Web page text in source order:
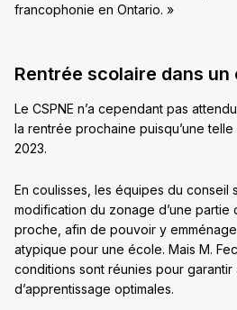
francophonie en Ontario. »
Rentrée scolaire dans
Le CSPNE n’a cependant pas
la rentrée prochaine puisqu’une telle
2023.
En coulisses, les équipes du conseil
modification du zonage d’une partie
proche, afin de pouvoir y
atypique pour une école. Mais M.
conditions sont réunies pour
d’apprentissage optimales.